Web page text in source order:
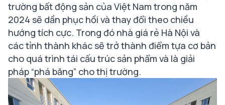
trường bất động sản của Việt Nam trong năm
2024 sẽ dần phục hồi và thay đổi theo chiều
hướng tích cực. Trong đó nhà giá rẻ Hà Nội và
các tỉnh thành khác sẽ trở thành điểm tựa cơ bản
cho quá trình tái cấu trúc sản phẩm và là giải
pháp “phá băng” cho thị trường.